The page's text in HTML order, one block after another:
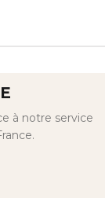
à notre service